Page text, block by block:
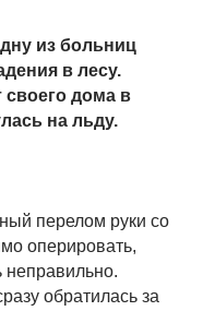
из больниц
в лесу.
своего дома в
на льду.
перелом руки со
оперировать,
неправильно.
обратилась за